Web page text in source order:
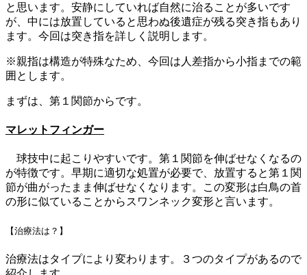
と思います。安静にしていれば自然に治ることが多いです
が、中には放置していると思わぬ後遺症が残る突き指もあり
ます。今回は突き指を詳しく説明します。
※親指は構造が特殊なため、今回は人差指から小指までの範
囲とします。
まずは、第１関節からです。
マレットフィンガー
球技中に起こりやすいです。第１関節を伸ばせなくなるの
が特徴です。早期に適切な処置が必要で、放置すると第１関
節が曲がったまま伸ばせなくなります。この変形は白鳥の首
の形に似ていることからスワンネック変形と言います。
【治療法は？】
治療法はタイプにより変わります。３つのタイプがあるので